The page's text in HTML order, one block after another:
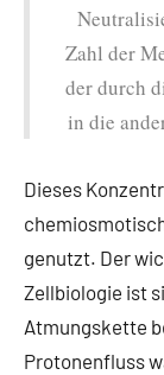
Zahl der
der durch
in die
Dieses
genutzt. Der
Zellbiologie ist
Atmungskette
Protonenfluss